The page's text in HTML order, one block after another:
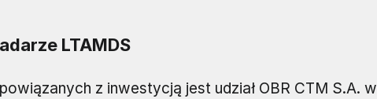
LTAMDS
z inwestycją jest udział OBR CTM S.A. w